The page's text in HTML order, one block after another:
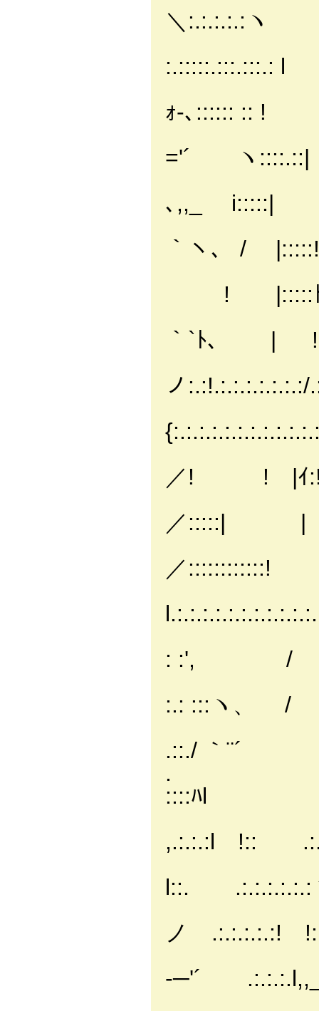
＼:.:.:.:.:ヽ
:.:::::.:::.:::.: l
ｫ‐､:::::: :: !
='´ ヽ::::.::|
､,,_ i:::::|
｀ヽ、 / |:::::!
! |:::::ﾄ
｀`ﾄ､ |
ノ
／! ! |ｲ
／:::::| |
／
: :', /
:.: :::ヽ、 /
.::./ ｀¨´
. l.:、
::::ﾊl
,.:.:.:l !::
l::. .:.:.:.:.:.:
ノ .:.:.:.:.:!
‐─'´ .:.:.:.l,,_l